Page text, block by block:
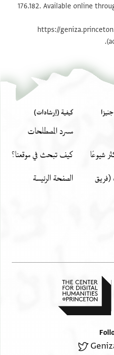
176.182. Available online
https://
شيوعًا
(فريق
كيفية (إرشادات)
مسرد المصطلحات
كيف تبحث في موقعنا؟
الصفحة الرئيسة